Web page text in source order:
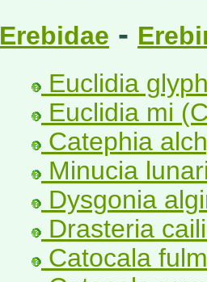
Erebidae -
Euclidia
Euclidia mi
Catephia
Minucia
Dysgonia
Drasteria
Catocala